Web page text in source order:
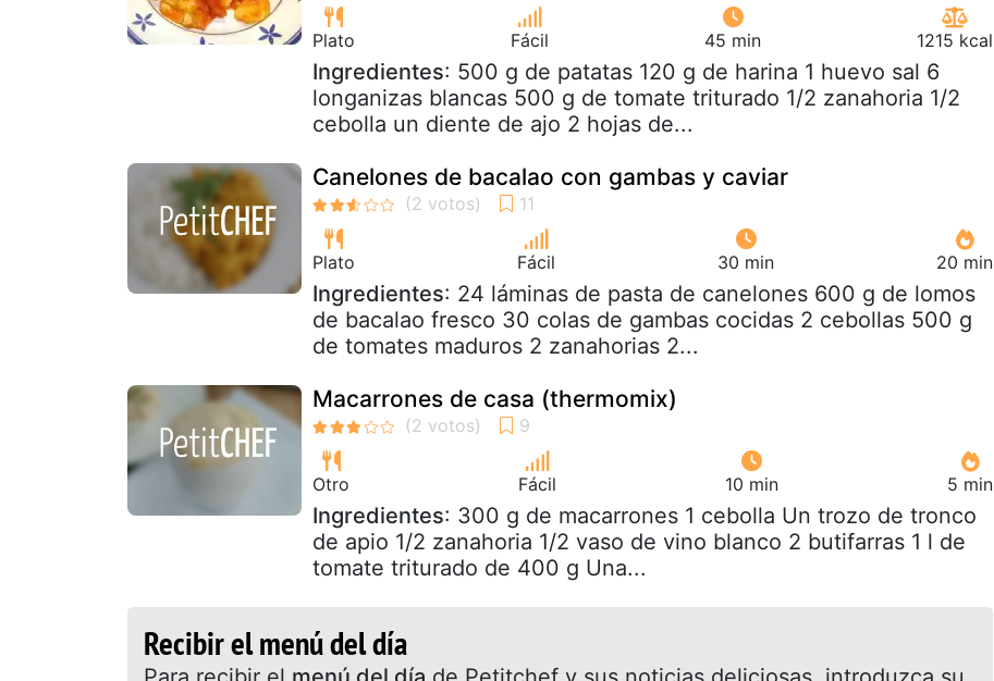
Plato Fácil 45 min 1215 kcal
Ingredientes: 500 g de patatas 120 g de harina 1 huevo sal 6
longanizas blancas 500 g de tomate triturado 1/2 zanahoria 1/2
cebolla un diente de ajo 2 hojas de...
Canelones de bacalao con gambas y caviar
Plato Fácil 30 min 20 min
Ingredientes: 24 láminas de pasta de canelones 600 g de lomos
de bacalao fresco 30 colas de gambas cocidas 2 cebollas 500 g
de tomates maduros 2 zanahorias 2...
Macarrones de casa (thermomix)
Otro Fácil 10 min 5 min
Ingredientes: 300 g de macarrones 1 cebolla Un trozo de tronco
de apio 1/2 zanahoria 1/2 vaso de vino blanco 2 butifarras 1 l de
tomate triturado de 400 g Una...
Recibir el menú del día